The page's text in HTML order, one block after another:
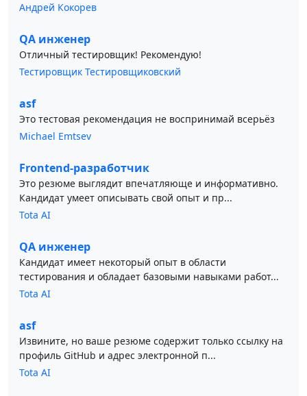
Андрей Кокорев
QA инженер
Отличный тестировщик! Рекомендую!
Тестировщик Тестировщиковский
asf
Это тестовая рекомендация не воспринимай всерьёз
Michael Emtsev
Frontend-разработчик
Это резюме выглядит впечатляюще и информативно.
Кандидат умеет описывать свой опыт и пр...
Tota AI
QA инженер
Кандидат имеет некоторый опыт в области
тестирования и обладает базовыми навыками работ...
Tota AI
asf
Извините, но ваше резюме содержит только ссылку на
профиль GitHub и адрес электронной п...
Tota AI